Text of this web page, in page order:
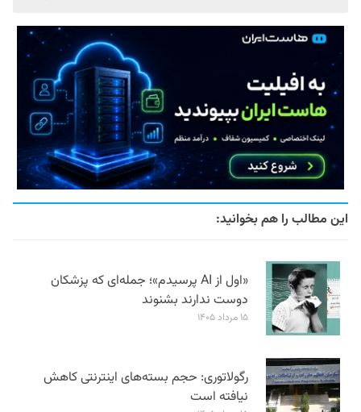
این مطالب را هم بخوانید:
«اول از AI پرسیدم»؛ جمله‌ای که پزشکان
دوست ندارند بشنوند
۱۵ مرداد ۱۴۰۵
رگولاتوری: حجم بسته‌های اینترنتی کاهش
نیافته است